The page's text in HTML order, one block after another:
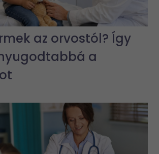
az orvostól? Így
a